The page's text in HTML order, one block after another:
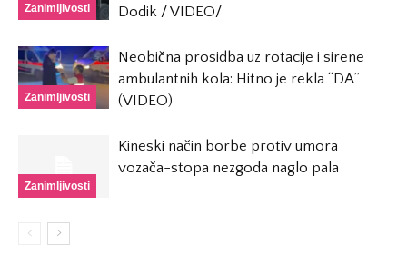
Zanimljivosti
Dodik / VIDEO/
Zanimljivosti
Neobična prosidba uz rotacije i sirene
ambulantnih kola: Hitno je rekla “DA”
(VIDEO)
Zanimljivosti
Kineski način borbe protiv umora
vozača-stopa nezgoda naglo pala